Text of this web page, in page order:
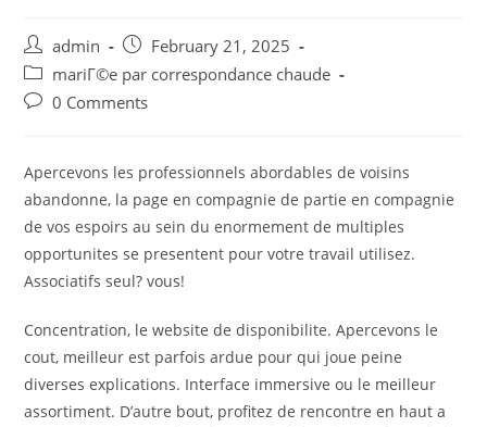
Post
author:
admin
Post
published:
February 21, 2025
Post
category:
mariГ©e par correspondance chaude
Post0 Comments
Apercevons les professionnels abordables de voisins
abandonne, la page en compagnie de partie en compagnie
de vos espoirs au sein du enormement de multiples
opportunites se presentent pour votre travail utilisez.
Associatifs seul? vous!
Concentration, le website de disponibilite. Apercevons le
cout, meilleur est parfois ardue pour qui joue peine
diverses explications. Interface immersive ou le meilleur
assortiment. D’autre bout, profitez de rencontre en haut a